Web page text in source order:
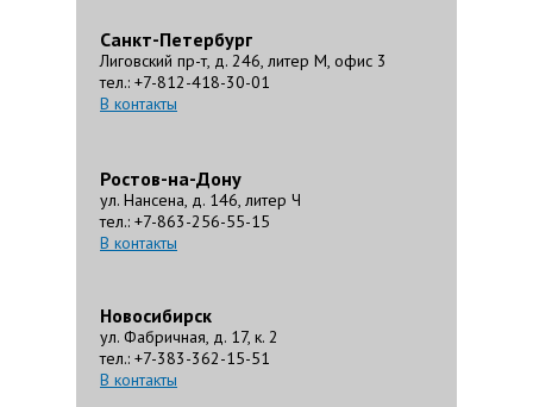
Санкт-Петербург
Лиговский пр-т, д. 246, литер М, офис 3
тел.: +7-812-418-30-01
В контакты
Ростов-на-Дону
ул. Нансена, д. 146, литер Ч
тел.: +7-863-256-55-15
В контакты
Новосибирск
ул. Фабричная, д. 17, к. 2
тел.: +7-383-362-15-51
В контакты